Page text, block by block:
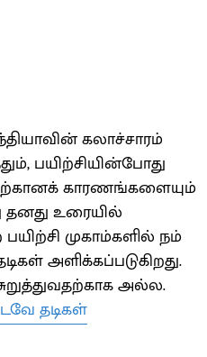
கலாச்சாரம்
பயிற்சியின்போது
காரணங்களையும்
தனது உரையில்
முகாம்களில் நம்
அளிக்கப்படுகிறது.
அல்ல.
தடிகள்